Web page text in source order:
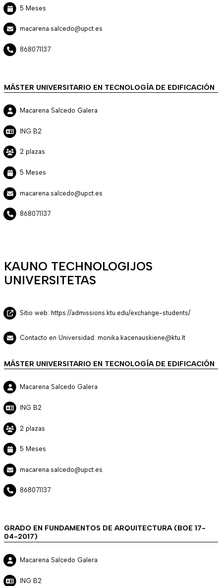
5 Meses
macarena.salcedo@upct.es
868071137
MÁSTER UNIVERSITARIO EN TECNOLOGÍA DE EDIFICACIÓN
Macarena Salcedo Galera
ING B2
2 plazas
5 Meses
macarena.salcedo@upct.es
868071137
KAUNO TECHNOLOGIJOS
UNIVERSITETAS
Sitio web: https://admissions.ktu.edu/exchange-students/
Contacto en Universidad: monika.kacenauskiene@ktu.lt
MÁSTER UNIVERSITARIO EN TECNOLOGÍA DE EDIFICACIÓN
Macarena Salcedo Galera
ING B2
2 plazas
5 Meses
macarena.salcedo@upct.es
868071137
GRADO EN FUNDAMENTOS DE ARQUITECTURA (BOE 17-
04-2017)
Macarena Salcedo Galera
ING B2